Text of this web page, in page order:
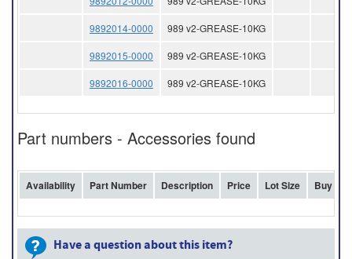
9892014-0000 989 v2-GREASE-10KG
9892015-0000 989 v2-GREASE-10KG
9892016-0000 989 v2-GREASE-10KG
Part numbers - Accessories found
Availability Part Number Description Price Lot Size Buy
Have a question about this item?